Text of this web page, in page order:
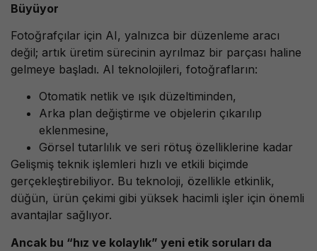
Büyüyor
Fotoğrafçılar için AI, yalnızca bir düzenleme aracı
değil; artık üretim sürecinin ayrılmaz bir parçası haline
gelmeye başladı. AI teknolojileri, fotoğrafların:
Otomatik netlik ve ışık düzeltiminden,
Arka plan değiştirme ve objelerin çıkarılıp
eklenmesine,
Görsel tutarlılık ve seri rötuş özelliklerine kadar
Gelişmiş teknik işlemleri hızlı ve etkili biçimde
gerçekleştirebiliyor. Bu teknoloji, özellikle etkinlik,
düğün, ürün çekimi gibi yüksek hacimli işler için önemli
avantajlar sağlıyor.
Ancak bu “hız ve kolaylık” yeni etik soruları da